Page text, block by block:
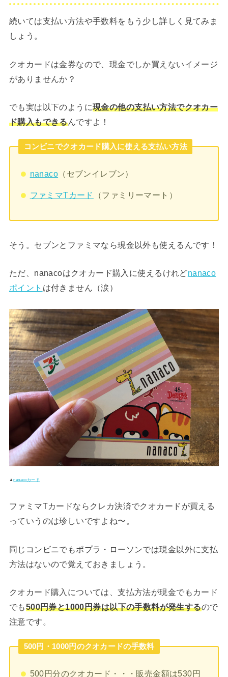
続いては支払い方法や手数料をもう少し詳しく見てみま
しょう。
クオカードは金券なので、現金でしか買えないイメージ
がありませんか？
でも実は以下のように現金の他の支払い方法でクオカー
ド購入もできるんですよ！
コンビニでクオカード購入に使える支払い方法
nanaco （セブンイレブン）
ファミマTカード （ファミリーマート）
そう。セブンとファミマなら現金以外も使えるんです！
ただ、nanacoはクオカード購入に使えるけれどnanaco
ポイント は付きません（涙）
▲nanacoカード
ファミマTカードならクレカ決済でクオカードが買える
っていうのは珍しいですよね〜。
同じコンビニでもポプラ・ローソンでは現金以外に支払
方法はないので覚えておきましょう。
クオカード購入については、支払方法が現金でもカード
でも500円券と1000円券は以下の手数料が発生するので
注意です。
500円・1000円のクオカードの手数料
500円分のクオカード・・・販売金額は530円